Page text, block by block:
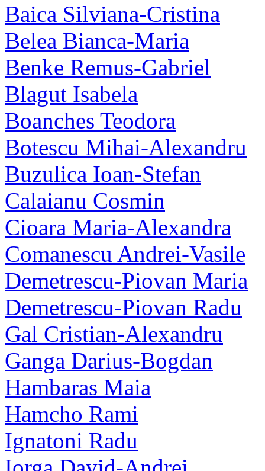
Baica Silviana-Cristina
Belea Bianca-Maria
Benke Remus-Gabriel
Blagut Isabela
Boanches Teodora
Botescu Mihai-Alexandru
Buzulica Ioan-Stefan
Calaianu Cosmin
Cioara Maria-Alexandra
Comanescu Andrei-Vasile
Demetrescu-Piovan Maria
Demetrescu-Piovan Radu
Gal Cristian-Alexandru
Ganga Darius-Bogdan
Hambaras Maia
Hamcho Rami
Ignatoni Radu